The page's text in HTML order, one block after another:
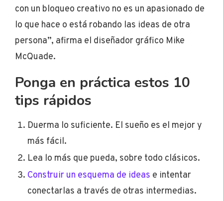
con un bloqueo creativo no es un apasionado de
lo que hace o está robando las ideas de otra
persona”, afirma el diseñador gráfico Mike
McQuade.
Ponga en práctica estos 10
tips rápidos
Duerma lo suficiente. El sueño es el mejor y
más fácil.
Lea lo más que pueda, sobre todo clásicos.
Construir un esquema de ideas e intentar
conectarlas a través de otras intermedias.